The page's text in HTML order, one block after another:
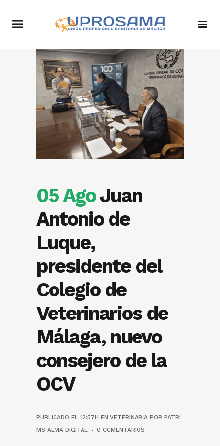
05 AgoJuan
Antonio de
Luque,
presidente del
Colegio de
Veterinarios de
Málaga, nuevo
consejero de la
OCV
PUBLICADO EL 12:57H EN VETERINARIA POR PATRI
MS ALMA DIGITAL
0 COMENTARIOS